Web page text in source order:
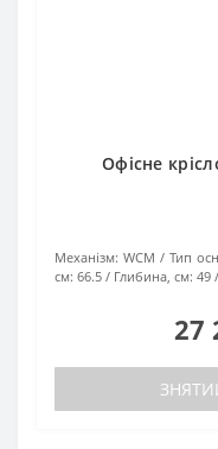
Офісне
Механізм: WCM Тип
см: 66.5 Глибина, см: 49
27